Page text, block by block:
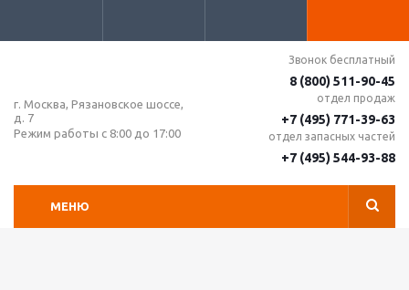
г. Москва, Рязановское шоссе,
д. 7
Режим работы с 8:00 до 17:00
Звонок бесплатный
8 (800) 511-90-45
отдел продаж
+7 (495) 771-39-63
отдел запасных частей
+7 (495) 544-93-88
МЕНЮ